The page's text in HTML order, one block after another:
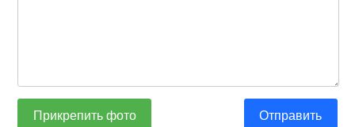
Прикрепить фото Отправить